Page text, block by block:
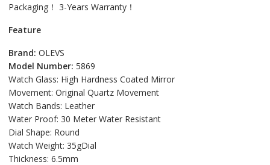
Packaging！ 3-Years Warranty！
Feature
Brand: OLEVS
Model Number: 5869
Watch Glass: High Hardness Coated Mirror
Movement: Original Quartz Movement
Watch Bands: Leather
Water Proof: 30 Meter Water Resistant
Dial Shape: Round
Watch Weight: 35gDial
Thickness: 6.5mm